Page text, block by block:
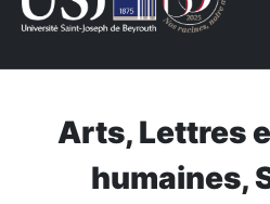
Arts, Lettres
humaines,